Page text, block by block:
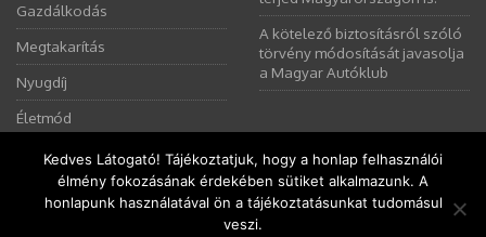
Gazdálkodás
Megtakarítás
Nyugdíj
Életmód
A kötelező biztosításról szóló
törvény módosítását javasolja
a Magyar Autóklub
Copyright © 2008-2026 Pálinkás Éva | Minden jog fenntartva! |
| eva@gondoskodjmagadrol.hu
Kedves Látogató! Tájékoztatjuk, hogy a honlap felhasználói
élmény fokozásának érdekében sütiket alkalmazunk. A
honlapunk használatával ön a tájékoztatásunkat tudomásul
veszi.
Ez a weboldal sütiket használ. Az Uniós törvények értelmében
kérem, engedélyezze a sütik használatát, vagy zárja be az oldalt.
További információ
Engedélyezem